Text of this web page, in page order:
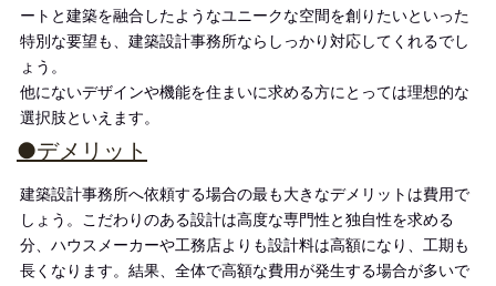
ートと建築を融合したようなユニークな空間を創りたいといった
特別な要望も、建築設計事務所ならしっかり対応してくれるでし
ょう。
他にないデザインや機能を住まいに求める方にとっては理想的な
選択肢といえます。
●デメリット
建築設計事務所へ依頼する場合の最も大きなデメリットは費用で
しょう。こだわりのある設計は高度な専門性と独自性を求める
分、ハウスメーカーや工務店よりも設計料は高額になり、工期も
長くなります。結果、全体で高額な費用が発生する場合が多いで